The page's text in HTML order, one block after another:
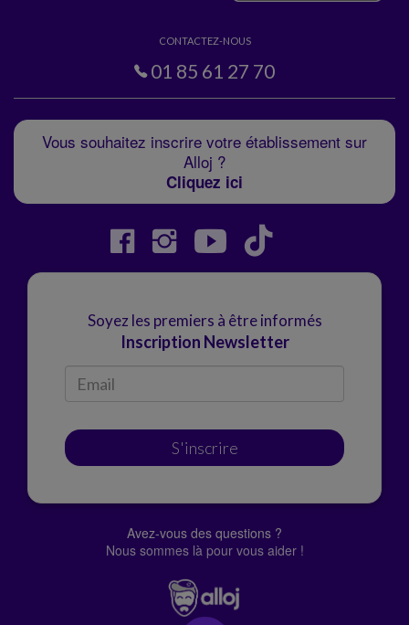
CONTACTEZ-NOUS
01 85 61 27 70
Vous souhaitez inscrire votre établissement sur
Alloj ?
Cliquez ici
Soyez les premiers à être informés
Inscription Newsletter
S'inscrire
Avez-vous des questions ?
Nous sommes là pour vous aider !